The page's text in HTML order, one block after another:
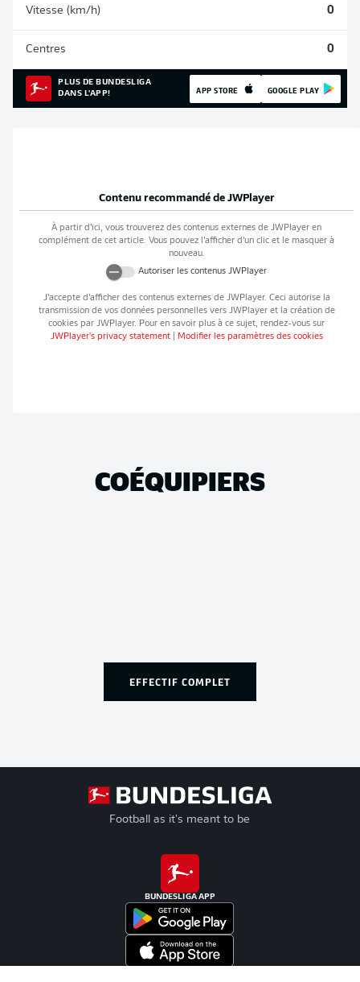
Vitesse (km/h) 0
Centres 0
PLUS DE BUNDESLIGA
DANS L'APP!
APP STORE GOOGLE PLAY
Contenu recommandé de JWPlayer
À partir d’ici, vous trouverez des contenus externes de JWPlayer en
complément de cet article. Vous pouvez l’afficher d’un clic et le masquer à
nouveau.
Autoriser les contenus JWPlayer
J’accepte d’afficher des contenus externes de JWPlayer. Ceci autorise la
transmission de vos données personnelles vers JWPlayeret la création de
cookies par JWPlayer. Pour en savoir plus à ce sujet, rendez-vous sur
JWPlayer's privacy statement| Modifier les paramètres des cookies
COÉQUIPIERS
EFFECTIF COMPLET
Football as it's meant to be
BUNDESLIGA APP